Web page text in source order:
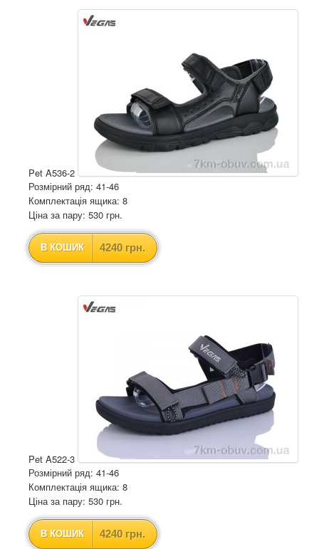
Pet A536-2
Розмірний ряд: 41-46
Комплектація ящика: 8
Ціна за пару: 530 грн.
В КОШИК 4240 грн.
Pet A522-3
Розмірний ряд: 41-46
Комплектація ящика: 8
Ціна за пару: 530 грн.
В КОШИК 4240 грн.